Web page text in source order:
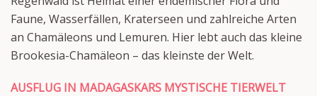
Faune, Wasserfällen, Kraterseen und zahlreiche Arten
an Chamäleons und Lemuren. Hier lebt auch das kleine
Brookesia-Chamäleon – das kleinste der Welt.
AUSFLUG IN MADAGASKARS MYSTISCHE TIERWELT